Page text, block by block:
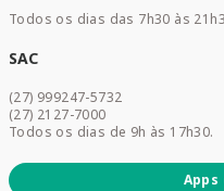
Dermocosméticos
Promoções
Todos os dias das 7h30 às
SAC
(27) 999247-5732
(27) 2127-7000
Todos os dias de 9h às 17h30.